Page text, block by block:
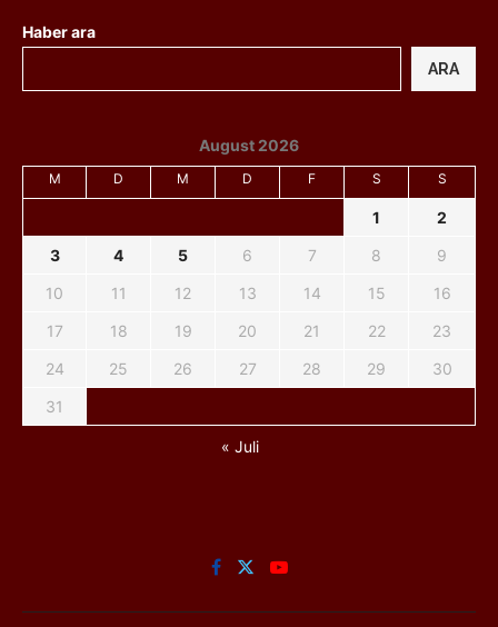
Haber ara
ARA
August 2026
M D M D F S S
1
2
3
4 5 6 7 8
9
10
11 12 13 14 15
16
17
18 19 20 21 22
23
24
25 26 27 28 29
30
31
« Juli